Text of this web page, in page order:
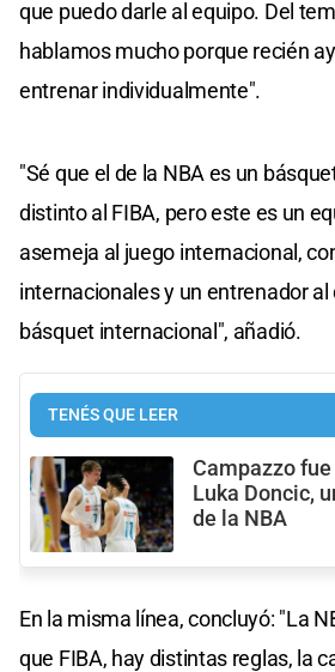
que puedo darle al equipo. Del
hablamos mucho porque recién
entrenar individualmente".
"Sé que el de la NBA es un
distinto al FIBA, pero este es un
asemeja al juego internacional,
internacionales y un entrenador al
básquet internacional", añadió.
TENÉS QUE LEER
Campazzo
Luka Doncic,
de la NBA
En la misma línea, concluyó: "La
que FIBA, hay distintas reglas, la